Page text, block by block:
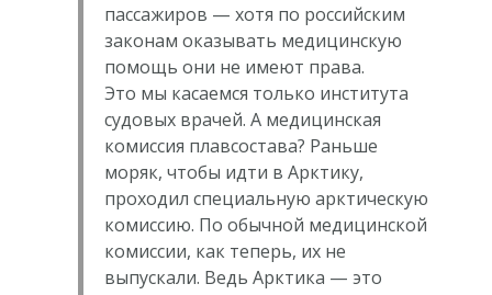
пассажиров — хотя по российским
законам оказывать медицинскую
помощь они не имеют права.
Это мы касаемся только института
судовых врачей. А медицинская
комиссия плавсостава? Раньше
моряк, чтобы идти в Арктику,
проходил специальную арктическую
комиссию. По обычной медицинской
комиссии, как теперь, их не
выпускали. Ведь Арктика — это